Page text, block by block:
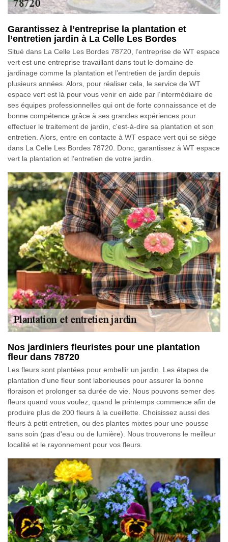
Garantissez à l’entreprise la plantation et
l’entretien jardin à La Celle Les Bordes
Situé dans La Celle Les Bordes 78720, l’entreprise de WT espace
vert est une entreprise travaillant dans tout le domaine de
jardinage comme la plantation et l’entretien de jardin depuis
plusieurs années. Alors, pour réaliser cela, le service de WT
espace vert est là pour vous venir en aide par l’intermédiaire de
ses équipes professionnelles qui ont de forte connaissance et de
bonne compétence grâce à ses grandes expériences pour
effectuer le traitement de jardin, c'est-à-dire sa plantation et son
entretien. Alors, entre en contacte à WT espace vert qui se siège
dans La Celle Les Bordes 78720. Donc, garantissez à WT espace
vert la plantation et l’entretien de votre jardin.
Nos jardiniers fleuristes pour une plantation
fleur dans 78720
Les fleurs sont plantées pour embellir un jardin. Les étapes de
plantation d'une fleur sont laborieuses pour assurer la bonne
floraison et prolonger sa durée de vie. Nous pouvons semer des
fleurs quand vous voulez, quand le printemps commence afin de
produire plus de 200 fleurs à la cueillette. Choisissez aussi des
fleurs à petit entretien, ou des plantes mixtes pour une pousse
sans soin (pas d'eau ou de lumière). Nous trouverons le meilleur
localité et le rayonnement pour vos fleurs.